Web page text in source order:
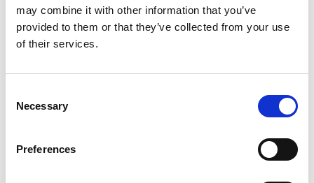
may combine it with other information that you’ve
provided to them or that they’ve collected from your use
of their services.
Selection
Necessary
Preferences